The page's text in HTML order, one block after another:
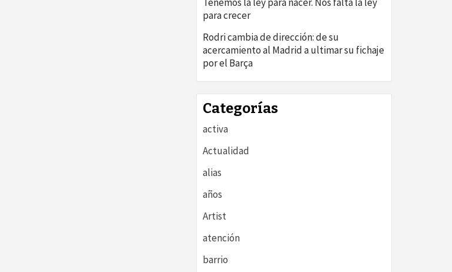
para crecer
Rodri cambia de dirección: de su
acercamiento al Madrid a ultimar su fichaje
por el Barça
Categorías
activa
Actualidad
alias
años
Artist
atención
barrio